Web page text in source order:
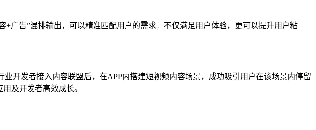
广告”混排输出，可以精准匹配用户的需求，不仅满足用户体验，更可以提升用户粘
开发者接入内容联盟后，在APP内搭建短视频内容场景，成功吸引用户在该场景内停留
及开发者高效成长。